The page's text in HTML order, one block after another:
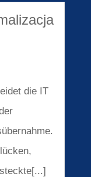
die IT